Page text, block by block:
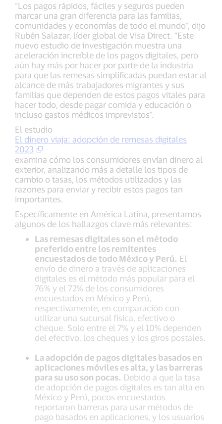
“Los pagos rápidos, fáciles y seguros pueden
marcar una gran diferencia para las familias,
comunidades y economías de todo el mundo”, dijo
Rubén Salazar, líder global de Visa Direct. “Este
nuevo estudio de investigación muestra una
aceleración increíble de los pagos digitales, pero
aún hay más por hacer por parte de la industria
para que las remesas simplificadas puedan estar al
alcance de más trabajadores migrantes y sus
familias que dependen de estos pagos vitales para
hacer todo, desde pagar comida y educación o
incluso gastos médicos imprevistos”.
El estudio
El dinero viaja: adopción de remesas digitales
2023
examina cómo los consumidores envían dinero al
exterior, analizando más a detalle los tipos de
cambio o tasas, los métodos utilizados y las
razones para enviar y recibir estos pagos tan
importantes.
Específicamente en América Latina, presentamos
algunos de los hallazgos clave más relevantes:
Las remesas digitales son el método
preferido entre los remitentes
encuestados de todo México y Perú. El
envío de dinero a través de aplicaciones
digitales es el método más popular para el
76% y el 72% de los consumidores
encuestados en México y Perú,
respectivamente, en comparación con
utilizar una sucursal física, efectivo o
cheque. Solo entre el 7% y el 10% dependen
del efectivo, los cheques y los giros postales.
La adopción de pagos digitales basados en
aplicaciones móviles es alta, y las barreras
para su uso son pocas. Debido a que la tasa
de adopción de pagos digitales es tan alta en
México y Perú, pocos encuestados
reportaron barreras para usar métodos de
pago basados en aplicaciones, y los usuarios